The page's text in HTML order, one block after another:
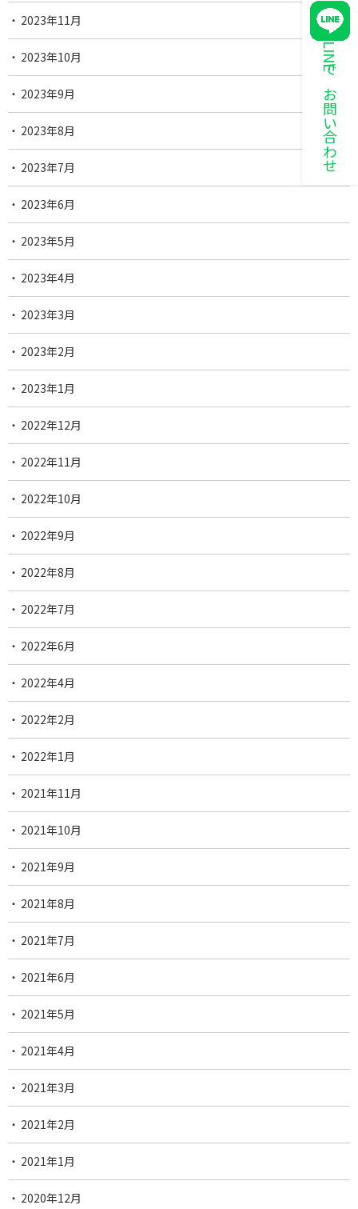
LINEでお問い合わせ
2023年11月
2023年10月
2023年9月
2023年8月
2023年7月
2023年6月
2023年5月
2023年4月
2023年3月
2023年2月
2023年1月
2022年12月
2022年11月
2022年10月
2022年9月
2022年8月
2022年7月
2022年6月
2022年4月
2022年2月
2022年1月
2021年11月
2021年10月
2021年9月
2021年8月
2021年7月
2021年6月
2021年5月
2021年4月
2021年3月
2021年2月
2021年1月
2020年12月